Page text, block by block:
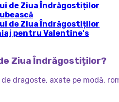
de Ziua Îndrăgostiților
de Ziua Îndrăgostiților
pentru Valentine's
Ziua Îndrăgostiților?
dragoste, axate pe modă,